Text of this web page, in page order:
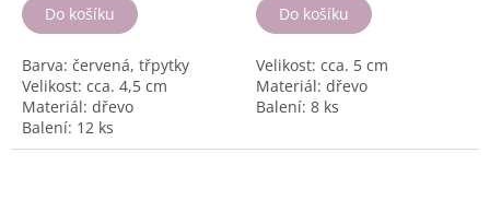
Do košíku
Barva: červená, třpytky
Velikost: cca. 4,5 cm
Materiál: dřevo
Balení: 12 ks
Do košíku
Velikost: cca. 5 cm
Materiál: dřevo
Balení: 8 ks